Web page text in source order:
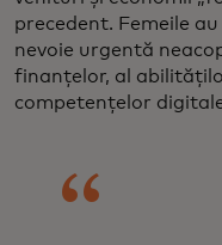
precedent. Femeile
nevoie urgentă
finanțelor, al
competențelor